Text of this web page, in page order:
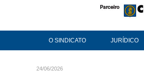
O SINDICATO JURÍDICO
24/06/2026